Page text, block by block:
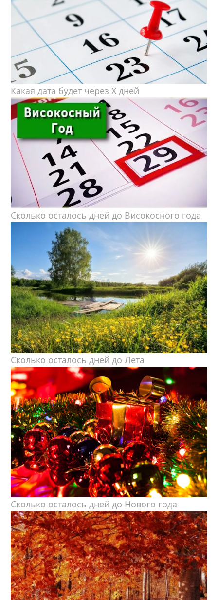
Какая дата будет через X дней
Сколько осталось дней до Високосного года
Сколько осталось дней до Лета
Сколько осталось дней до Нового года